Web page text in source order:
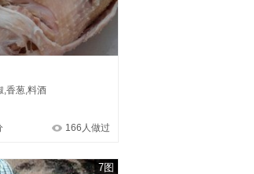
,香葱,料酒
166人做过
7图